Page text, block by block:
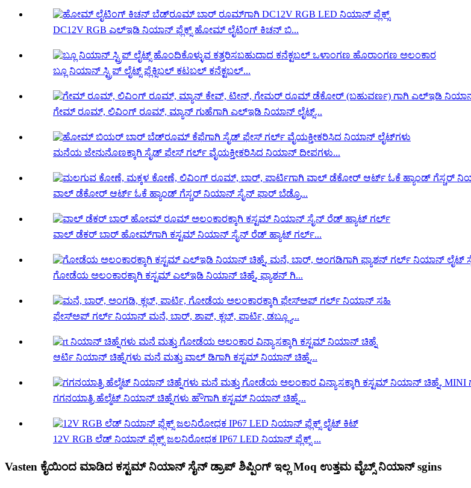
DC12V RGB ಎಲ್ಇಡಿ ನಿಯಾನ್ ಫ್ಲೆಕ್ಸ್ ಹೋಮ್ ಲೈಟಿಂಗ್ ಕಿಚನ್ ಬಿ...
ಬ್ಲೂ ನಿಯಾನ್ ಸ್ಟ್ರಿಪ್ ಲೈಟ್ಸ್ ಫ್ಲೆಕ್ಸಿಬಲ್ ಕಟಬಲ್ ಕನೆಕ್ಟಬಲ್...
ಗೇಮ್ ರೂಮ್, ಲಿವಿಂಗ್ ರೂಮ್, ಮ್ಯಾನ್ ಗುಹೆಗಾಗಿ ಎಲ್ಇಡಿ ನಿಯಾನ್ ಲೈಟ್ಸ್...
ಮನೆಯ ಜೇನುನೊಣಕ್ಕಾಗಿ ಸೈಡ್ ಫೇಸ್ ಗರ್ಲ್ ವೈಯಕ್ತೀಕರಿಸಿದ ನಿಯಾನ್ ದೀಪಗಳು...
ವಾಲ್ ಡೆಕೋರ್ ಆರ್ಟ್ ಓಕೆ ಹ್ಯಾಂಡ್ ಗೆಸ್ಚರ್ ನಿಯಾನ್ ಸೈನ್ ಫಾರ್ ಬೆಡ್ರೊ...
ವಾಲ್ ಡೆಕರ್ ಬಾರ್ ಹೋಮ್‌ಗಾಗಿ ಕಸ್ಟಮ್ ನಿಯಾನ್ ಸೈನ್ ರೆಡ್ ಹ್ಯಾಟ್ ಗರ್ಲ್...
ಗೋಡೆಯ ಅಲಂಕಾರಕ್ಕಾಗಿ ಕಸ್ಟಮ್ ಎಲ್ಇಡಿ ನಿಯಾನ್ ಚಿಹ್ನೆ, ಫ್ಯಾಶನ್ ಗಿ...
ಫೇಸ್‌ಅಪ್ ಗರ್ಲ್ ನಿಯಾನ್ ಮನೆ, ಬಾರ್, ಶಾಪ್, ಕ್ಲಬ್, ಪಾರ್ಟಿ, ಡಬ್ಲ್ಯೂ...
ಆರ್ಟಿ ನಿಯಾನ್ ಚಿಹ್ನೆಗಳು ಮನೆ ಮತ್ತು ವಾಲ್ ಡಿಗಾಗಿ ಕಸ್ಟಮ್ ನಿಯಾನ್ ಚಿಹ್ನೆ...
ಗಗನಯಾತ್ರಿ ಹೆಲ್ಮೆಟ್ ನಿಯಾನ್ ಚಿಹ್ನೆಗಳು ಹೌಗಾಗಿ ಕಸ್ಟಮ್ ನಿಯಾನ್ ಚಿಹ್ನೆ...
12V RGB ಲೆಡ್ ನಿಯಾನ್ ಫ್ಲೆಕ್ಸ್ ಜಲನಿರೋಧಕ IP67 LED ನಿಯಾನ್ ಫ್ಲೆಕ್ಸ್ ...
Vasten ಕೈಯಿಂದ ಮಾಡಿದ ಕಸ್ಟಮ್ ನಿಯಾನ್ ಸೈನ್ ಡ್ರಾಪ್ ಶಿಪ್ಪಿಂಗ್ ಇಲ್ಲ Moq ಉತ್ತಮ ವೈಬ್ಸ್ ನಿಯಾನ್ sgins